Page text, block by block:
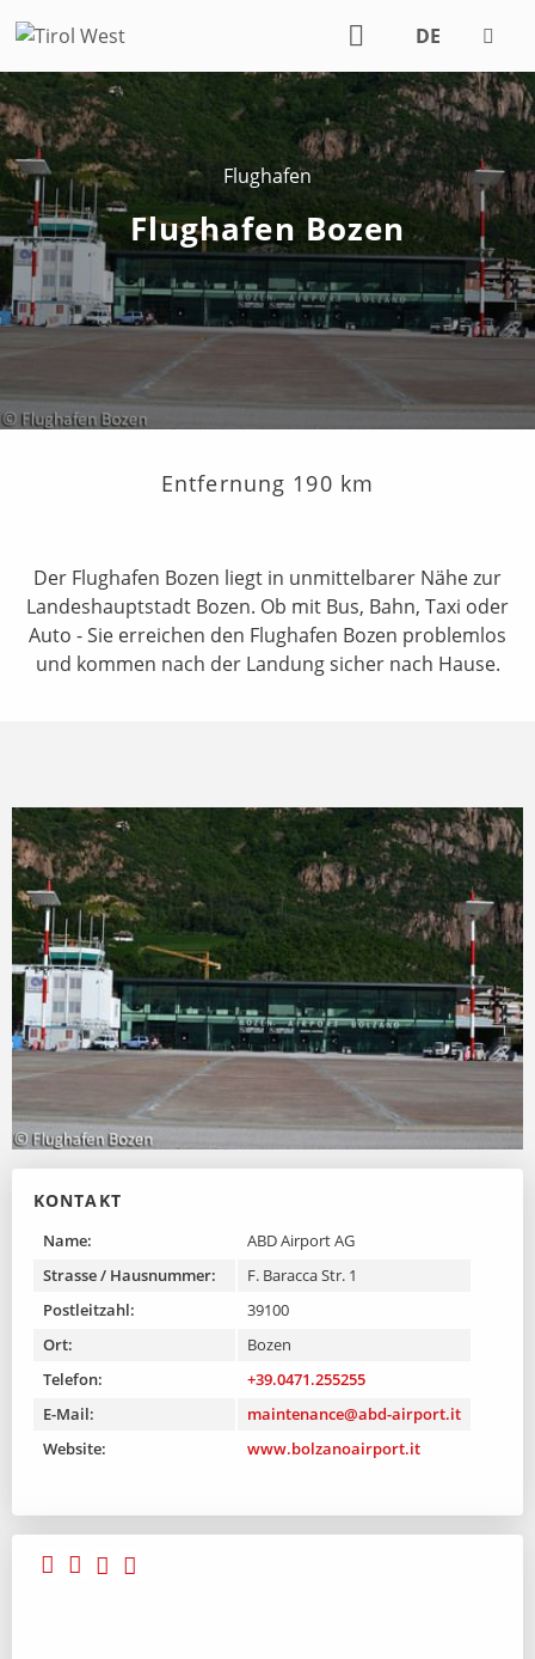
DE
EN
Flughafen
Flughafen Bozen
Entfernung 190 km
Der Flughafen Bozen liegt in unmittelbarer Nähe zur
Landeshauptstadt Bozen. Ob mit Bus, Bahn, Taxi oder
Auto - Sie erreichen den Flughafen Bozen problemlos
und kommen nach der Landung sicher nach Hause.
KONTAKT
Name:
ABD Airport AG
Strasse / Hausnummer:
F. Baracca Str. 1
Postleitzahl:
39100
Ort:
Bozen
Telefon:
+39.0471.255255
E-Mail:
maintenance@abd-airport.it
Website:
www.bolzanoairport.it